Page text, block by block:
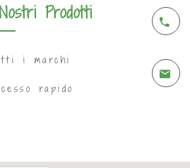
Prodotti
i marchi
rapido